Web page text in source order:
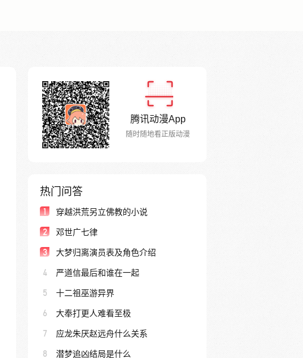
腾讯动漫App
随时随地看正版动漫
热门问答
1 穿越洪荒另立佛教的小说
2 邓世广七律
3 大梦归离演员表及角色介绍
4 严道信最后和谁在一起
5 十二祖巫游异界
6 大奉打更人难看至极
7 应龙朱厌赵远舟什么关系
8 潜梦追凶结局是什么